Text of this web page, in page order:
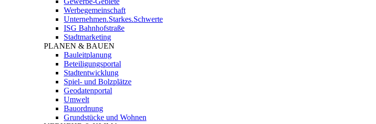
Werbegemeinschaft
Unternehmen.Starkes.Schwerte
ISG Bahnhofstraße
Stadtmarketing
PLANEN & BAUEN
Bauleitplanung
Beteiligungsportal
Stadtentwicklung
Spiel- und Bolzplätze
Geodatenportal
Umwelt
Bauordnung
Grundstücke und Wohnen